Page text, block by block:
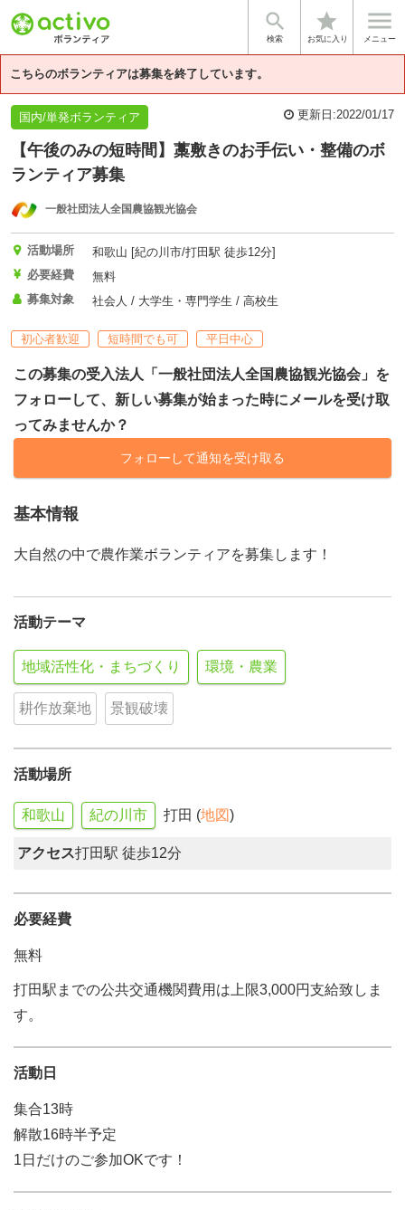

検索
star
お気に入り

メニュー
こちらのボランティアは募集を終了しています。
基本情報 募集詳細 法人情報
国内/単発ボランティア 更新日:2022/01/17
【午後のみの短時間】藁敷きのお手伝い・整備のボ
ランティア募集
一般社団法人全国農協観光協会
活動場所
和歌山 [紀の川市/打田駅 徒歩12分]
必要経費
無料
募集対象
社会人 / 大学生・専門学生 / 高校生
初心者歓迎 短時間でも可 平日中心
この募集の受入法人「一般社団法人全国農協観光協会」を
フォローして、新しい募集が始まった時にメールを受け取
ってみませんか？
フォローして通知を受け取る
基本情報
大自然の中で農作業ボランティアを募集します！
活動テーマ
地域活性化・まちづくり 環境・農業
耕作放棄地 景観破壊
活動場所
和歌山 紀の川市 打田 (地図)
アクセス打田駅 徒歩12分
必要経費
無料
打田駅までの公共交通機関費用は上限3,000円支給致しま
す。
活動日
集合13時
解散16時半予定
1日だけのご参加OKです！